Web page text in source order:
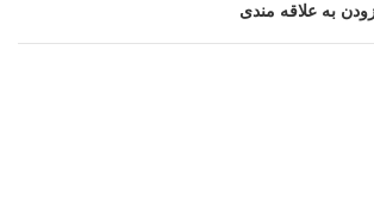
به علاقه مندی